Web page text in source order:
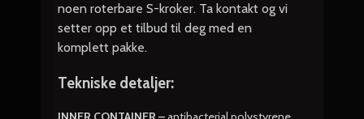
noen roterbare S-kroker. Ta kontakt og vi
setter opp et tilbud til deg med en
komplett pakke.
Tekniske detaljer: